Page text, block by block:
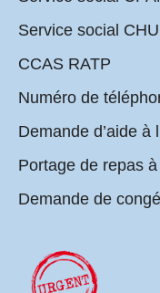
Service social CHU
CCAS RATP
Numéro de
Demande d’aide à
Portage de repas
Demande de